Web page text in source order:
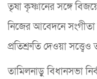
তৃষা কৃষ্ণানের সঙ্গে
নিজের আবেদনে
প্রতিশ্রুতি দেওয়া
তামিলনাড়ু বিধানসভা